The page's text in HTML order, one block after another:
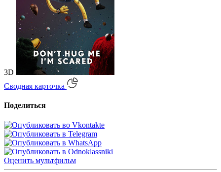
3D
Сводная карточка
Поделиться
Оценить мультфильм